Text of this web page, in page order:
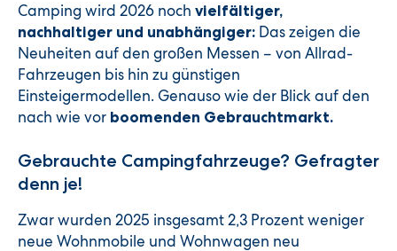
Camping wird 2026 noch vielfältiger,
nachhaltiger und unabhängiger: Das zeigen die
Neuheiten auf den großen Messen – von Allrad-
Fahrzeugen bis hin zu günstigen
Einsteigermodellen. Genauso wie der Blick auf den
nach wie vor boomenden Gebrauchtmarkt.
Gebrauchte Campingfahrzeuge? Gefragter
denn je!
Zwar wurden 2025 insgesamt 2,3 Prozent weniger
neue Wohnmobile und Wohnwagen neu